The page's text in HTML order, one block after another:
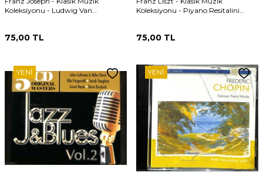
Koleksiyonu - Ludwig Van
75,00 TL
Koleksiyonu - Piyano Resitalini
75,00 TL
YENI YENI